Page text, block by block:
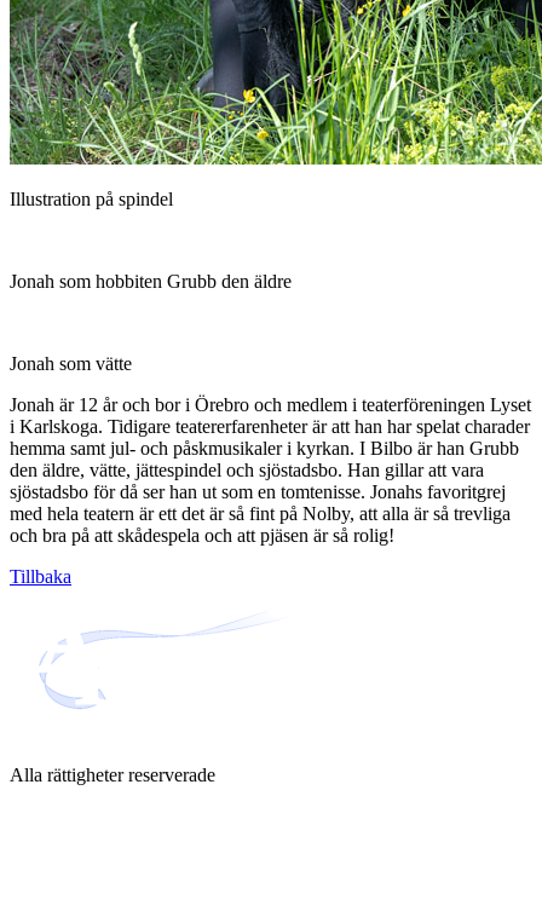
Illustration på spindel
Jonah som hobbiten Grubb den äldre
Jonah som vätte
Jonah är 12 år och bor i Örebro och medlem i teaterföreningen Lyset
i Karlskoga. Tidigare teatererfarenheter är att han har spelat charader
hemma samt jul- och påskmusikaler i kyrkan. I Bilbo är han Grubb
den äldre, vätte, jättespindel och sjöstadsbo. Han gillar att vara
sjöstadsbo för då ser han ut som en tomtenisse. Jonahs favoritgrej
med hela teatern är ett det är så fint på Nolby, att alla är så trevliga
och bra på att skådespela och att pjäsen är så rolig!
Tillbaka
Alla rättigheter reserverade